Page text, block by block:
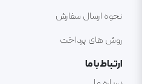
نحوه ارسال سفارش
روش های پرداخت
ارتباط با ما